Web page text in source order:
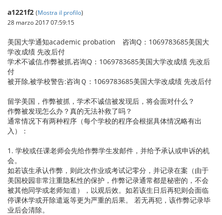
a1221f2 (Mostra il profilo)
28 marzo 2017 07:59:15
美国大学通知academic probation 咨询Q：1069783685美国大
学改成绩 先改后付
学术不诚信,作弊被抓,咨询Q：1069783685美国大学改成绩 先改后
付
被开除,被学校警告:咨询Ｑ：1069783685美国大学改成绩 先改后付
留学美国，作弊被抓，学术不诚信被发现后，将会面对什么？
作弊被发现怎么办？真的无法补救了吗？
通常情况下有两种程序（每个学校的程序会根据具体情况略有出
入）：
1. 学校或任课老师会先给作弊学生发邮件，并给予承认或申诉的机
会。
如若该生承认作弊，则此次作业或考试记零分，并记录在案（由于
美国校园非常注重隐私性的保护，作弊记录通常都是秘密的，不会
被其他同学或老师知道），以观后效。如若该生日后再犯则会面临
停课休学或开除遣返等更为严重的后果。 若无再犯，该作弊记录毕
业后会清除。